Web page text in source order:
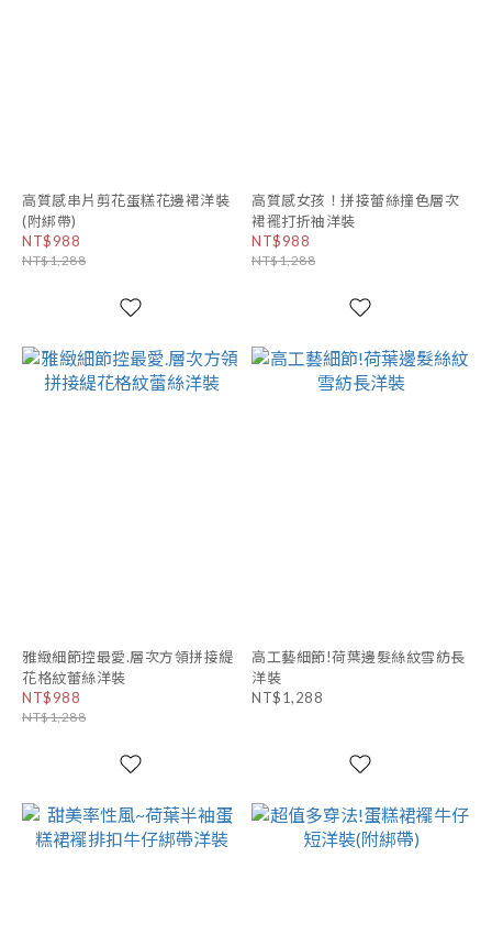
高質感串片剪花蛋糕花邊裙洋裝
(附綁帶)
NT$988
NT$1,288
高質感女孩！拼接蕾絲撞色層次
裙襬打折袖洋裝
NT$988
NT$1,288
雅緻細節控最愛.層次方領拼接緹
花格紋蕾絲洋裝
NT$988
NT$1,288
高工藝細節!荷葉邊髮絲紋雪紡長
洋裝
NT$1,288